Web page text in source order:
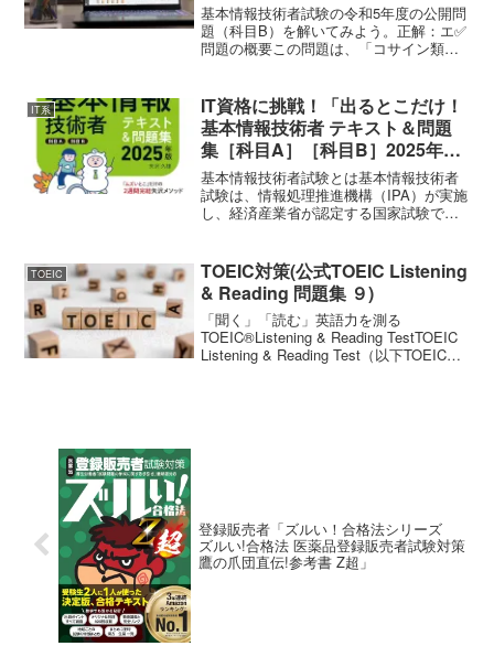
基本情報技術者試験の令和5年度の公開問
題（科目B）を解いてみよう。正解：エ✅
問題の概要この問題は、「コサイン類似
ン類似度は、2つのベクトルの方向の...
IT系
IT資格に挑戦！「出るとこだけ！
基本情報技術者 テキスト＆問題
集［科目A］［科目B］2025年
版」
基本情報技術者試験とは基本情報技術者
試験は、情報処理推進機構（IPA）が実施
し、経済産業省が認定する国家試験であ
「ITエンジニアの登竜門」とも言われ
る。つまり、基本情...
TOEIC
TOEIC対策(公式TOEIC Listening
& Reading 問題集 ９)
「聞く」「読む」英語力を測る
TOEIC®Listening & Reading TestTOEIC
Listening & Reading Test（以下TOEICテ
登録販売者「ズルい！合格法シリーズ
ズルい!合格法 医薬品登録販売者試験対策
鷹の爪団直伝!参考書 Z超」